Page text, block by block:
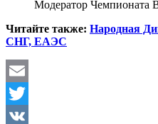
Модератор Чемпионата
Читайте также: Народная
СНГ, ЕАЭС
Email
Twitter